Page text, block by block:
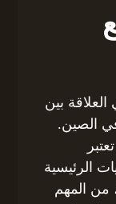
بين
الصين.
الرئيسية
من المهم